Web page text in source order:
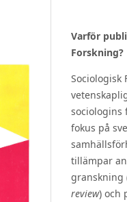
Varför
Forskning?
Sociologisk
sociologins
fokus på
tillämpar
granskning
review) och